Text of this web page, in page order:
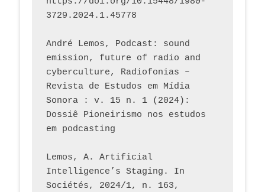
3729.2024.1.45778
André Lemos, Podcast: sound
emission, future of radio and
cyberculture, Radiofonias –
Revista de Estudos em Mídia
Sonora : v. 15 n. 1 (2024):
Dossiê Pioneirismo nos estudos
em podcasting
Lemos, A. Artificial
Intelligence’s Staging. In
Sociétés, 2024/1, n. 163,